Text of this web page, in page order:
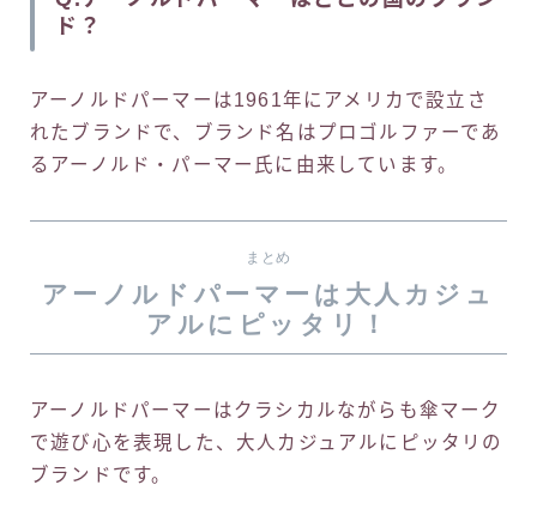
ド？
アーノルドパーマーは1961年にアメリカで設立さ
れたブランドで、ブランド名はプロゴルファーであ
るアーノルド・パーマー氏に由来しています。
まとめ
アーノルドパーマーは大人カジュ
アルにピッタリ！
アーノルドパーマーはクラシカルながらも傘マーク
で遊び心を表現した、大人カジュアルにピッタリの
ブランドです。